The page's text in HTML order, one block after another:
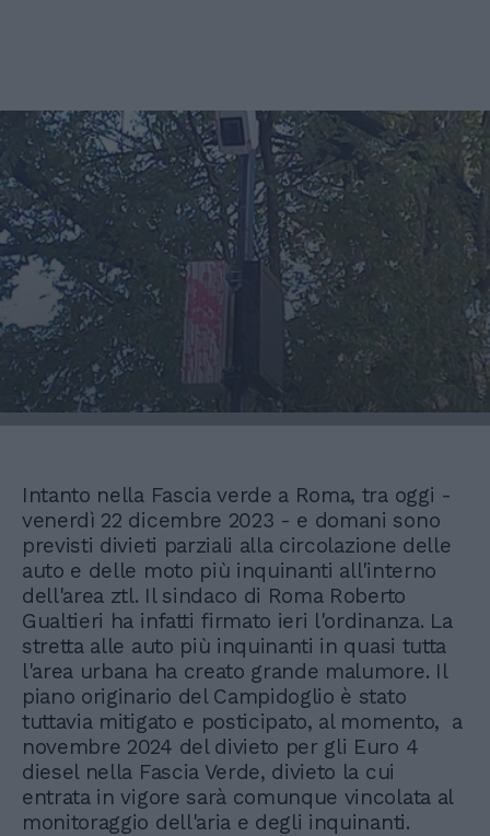
Intanto nella Fascia verde a Roma, tra oggi -
venerdì 22 dicembre 2023 - e domani sono
previsti divieti parziali alla circolazione delle
auto e delle moto più inquinanti all'interno
dell'area ztl. Il sindaco di Roma Roberto
Gualtieri ha infatti firmato ieri l'ordinanza. La
stretta alle auto più inquinanti in quasi tutta
l'area urbana ha creato grande malumore. Il
piano originario del Campidoglio è stato
tuttavia mitigato e posticipato, al momento, a
novembre 2024 del divieto per gli Euro 4
diesel nella Fascia Verde, divieto la cui
entrata in vigore sarà comunque vincolata al
monitoraggio dell'aria e degli inquinanti.